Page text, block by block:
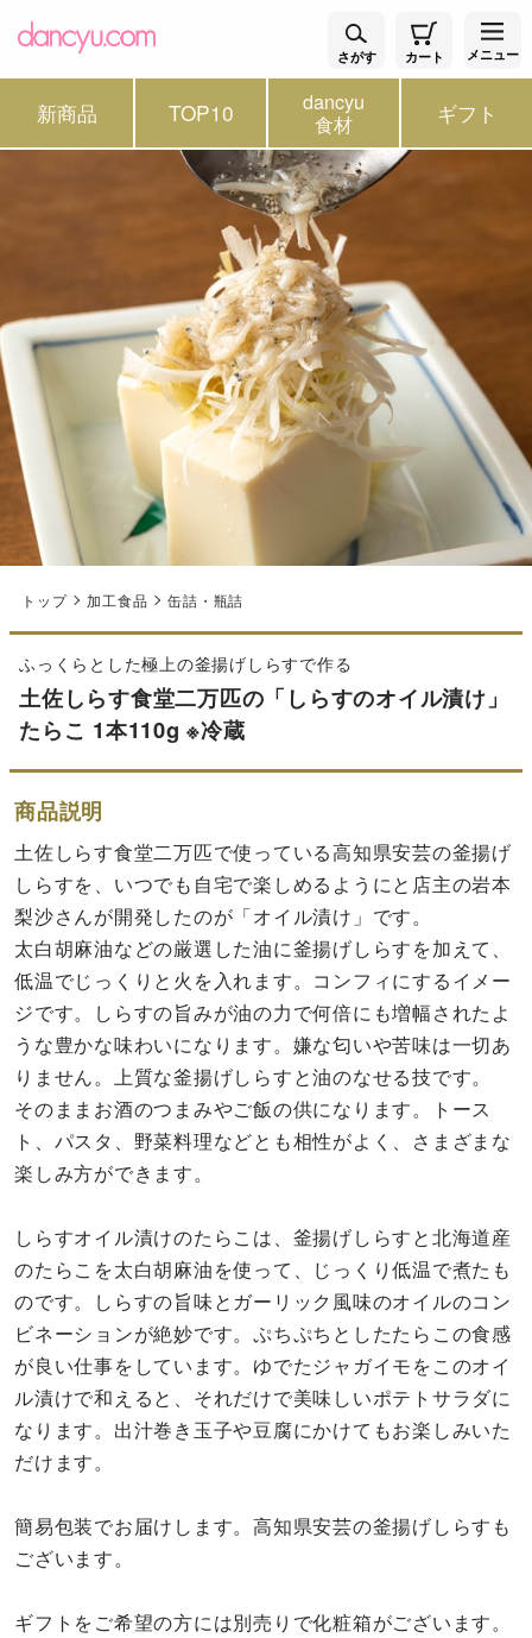
さがす カート メニュー
新商品 TOP10 dancyu
食材 ギフト
トップ 加工食品 缶詰・瓶詰
ふっくらとした極上の釜揚げしらすで作る
土佐しらす食堂二万匹の「しらすのオイル漬け」
たらこ 1本110g ※冷蔵
商品説明
土佐しらす食堂二万匹で使っている高知県安芸の釜揚げ
しらすを、いつでも自宅で楽しめるようにと店主の岩本
梨沙さんが開発したのが「オイル漬け」です。
太白胡麻油などの厳選した油に釜揚げしらすを加えて、
低温でじっくりと火を入れます。コンフィにするイメー
ジです。しらすの旨みが油の力で何倍にも増幅されたよ
うな豊かな味わいになります。嫌な匂いや苦味は一切あ
りません。上質な釜揚げしらすと油のなせる技です。
そのままお酒のつまみやご飯の供になります。トース
ト、パスタ、野菜料理などとも相性がよく、さまざまな
楽しみ方ができます。
しらすオイル漬けのたらこは、釜揚げしらすと北海道産
のたらこを太白胡麻油を使って、じっくり低温で煮たも
のです。しらすの旨味とガーリック風味のオイルのコン
ビネーションが絶妙です。ぷちぷちとしたたらこの食感
が良い仕事をしています。ゆでたジャガイモをこのオイ
ル漬けで和えると、それだけで美味しいポテトサラダに
なります。出汁巻き玉子や豆腐にかけてもお楽しみいた
だけます。
簡易包装でお届けします。高知県安芸の釜揚げしらすも
ございます。
ギフトをご希望の方には別売りで化粧箱がございます。